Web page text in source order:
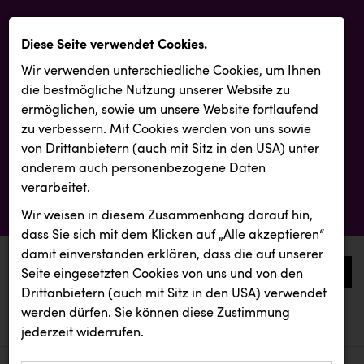
0
aktuelle aussendungen
aktuelle aussendungen
Diese Seite verwendet Cookies.
Wir verwenden unterschiedliche Cookies, um Ihnen
die best­mögliche Nutzung unserer Website zu
ermöglichen, sowie um unsere Website fortlaufend
zu verbessern. Mit Cookies werden von uns sowie
von Drittanbietern (auch mit Sitz in den USA) unter
anderem auch personenbezogene Daten
verarbeitet.
Wir weisen in diesem Zusammenhang darauf hin,
dass Sie sich mit dem Klicken auf „Alle akzeptieren“
damit ein­ver­standen erklären, dass die auf unserer
Seite eingesetzten Cookies von uns und von den
Drittanbietern (auch mit Sitz in den USA) verwendet
werden dürfen. Sie können diese Zustimmung
jederzeit widerrufen.